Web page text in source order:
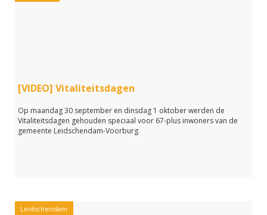
[VIDEO] Vitaliteitsdagen
Op maandag 30 september en dinsdag 1 oktober werden de
Vitaliteitsdagen gehouden speciaal voor 67-plus inwoners van de
gemeente Leidschendam-Voorburg.
Leidschendam